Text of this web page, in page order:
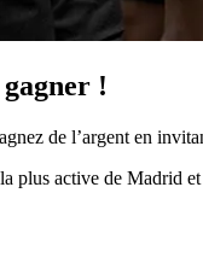
!
de l’argent en
plus active de Madrid